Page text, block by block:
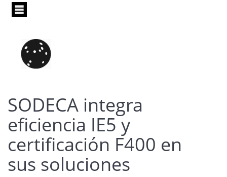
Pasar
principal
SODECA integra
eficiencia IE5 y
certificación F400 en
sus soluciones